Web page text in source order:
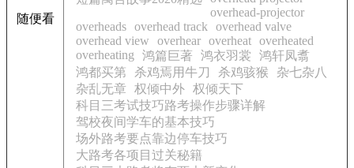
随便看
overhead-projector
overheads overhead track
overhead valve
overhead view
overhear overheat overheated
overheating
鸿篇巨著 鸿衣羽裳
鸿轩凤翥
鸿都买第
杀鸡焉用牛刀 杀鸡骇猴
杂七杂八
杂乱无章
权倾中外 权倾天下
科目三考试技巧路考操作步骤详解
驾校夜间学车的基本技巧
场外路考要点靠边停车技巧
大路考各项目过关秘籍